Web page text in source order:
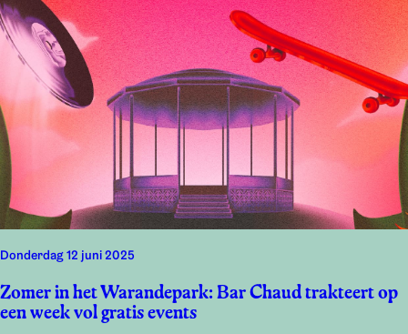
donderdag 12 juni 2025
Zomer in het Warandepark: Bar Chaud trakteert op
een week vol gratis events